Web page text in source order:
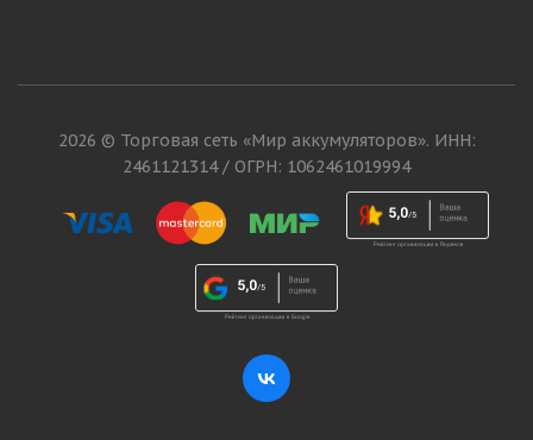
2026 © Торговая сеть «Мир аккумуляторов». ИНН:
2461121314 / ОГРН: 1062461019994